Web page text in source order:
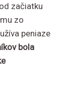
začiatku
zo
peniaze
bola